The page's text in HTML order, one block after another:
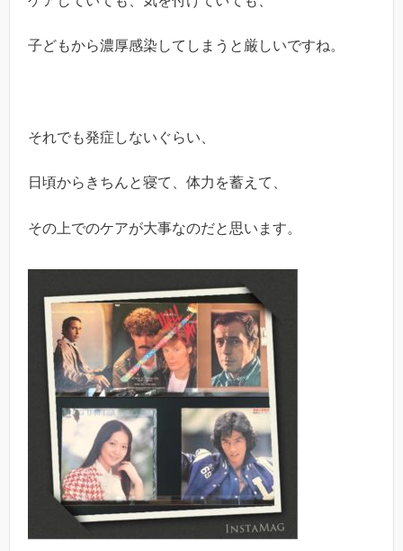
子どもから濃厚感染してしまうと厳しいですね。
それでも発症しないぐらい、
日頃からきちんと寝て、体力を蓄えて、
その上でのケアが大事なのだと思います。